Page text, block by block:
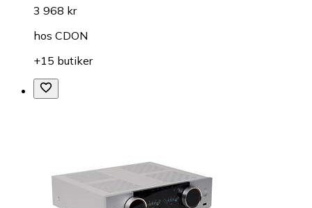
3 968 kr
hos CDON
+15 butiker